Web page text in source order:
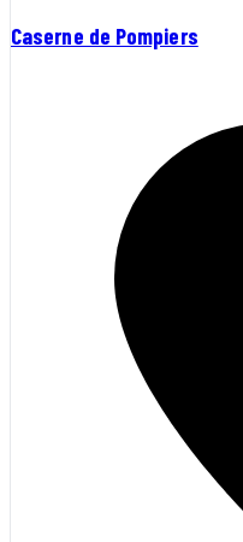
Caserne de Pompiers